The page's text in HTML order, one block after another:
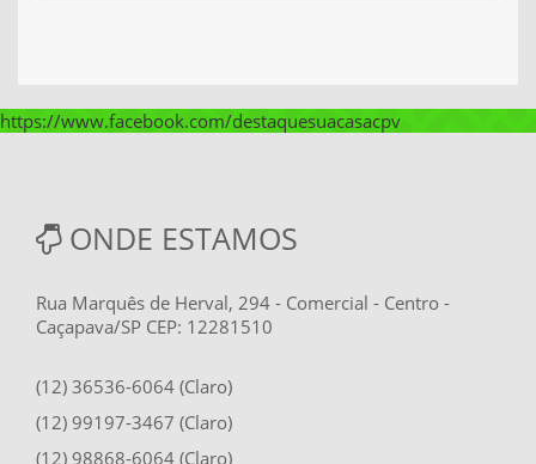
https://www.facebook.com/destaquesuacasacpv
ONDE ESTAMOS
Rua Marquês de Herval, 294 - Comercial - Centro -
Caçapava/SP CEP: 12281510
(12) 36536-6064 (Claro)
(12) 99197-3467 (Claro)
(12) 98868-6064 (Claro)